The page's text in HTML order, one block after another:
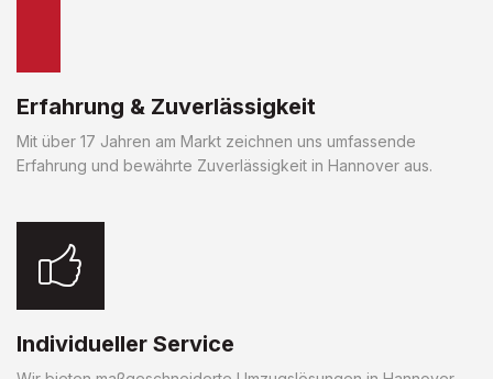
Erfahrung & Zuverlässigkeit
Mit über 17 Jahren am Markt zeichnen uns umfassende
Erfahrung und bewährte Zuverlässigkeit in Hannover aus.
Individueller Service